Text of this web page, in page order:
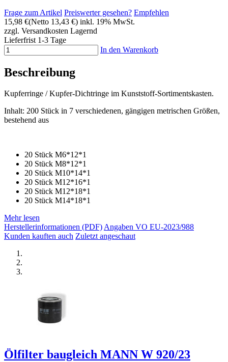
Frage zum Artikel Preiswerter gesehen? Empfehlen
15,98 €(Netto 13,43 €) inkl. 19% MwSt.
zzgl. Versandkosten Lagernd
Lieferfrist 1-3 Tage
In den Warenkorb
Beschreibung
Kupferringe / Kupfer-Dichtringe im Kunststoff-Sortimentskasten.
Inhalt: 200 Stück in 7 verschiedenen, gängigen metrischen Größen,
bestehend aus
20 Stück M6*12*1
20 Stück M8*12*1
20 Stück M10*14*1
20 Stück M12*16*1
20 Stück M12*18*1
20 Stück M14*18*1
Mehr lesen
Herstellerinformationen (PDF)Angaben VO EU-2023/988
Kunden kauften auch Zuletzt angeschaut
Ölfilter baugleich MANN W 920/23